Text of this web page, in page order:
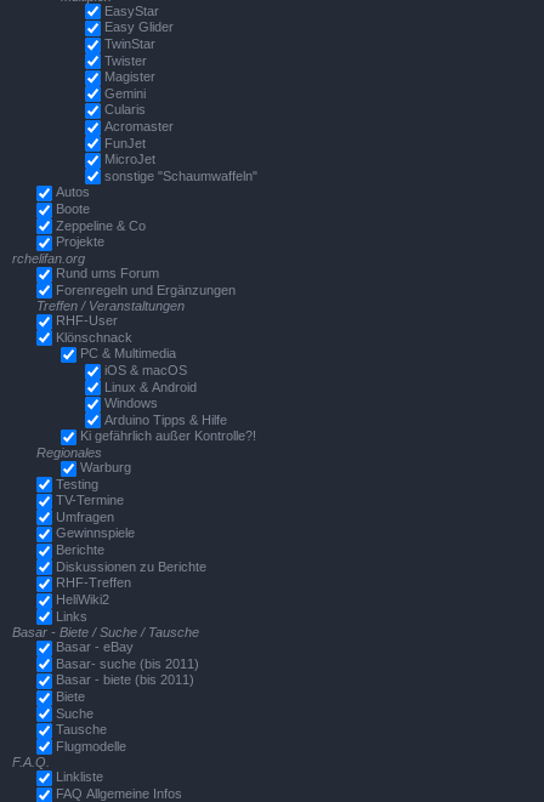
EasyStar
Easy Glider
TwinStar
Twister
Magister
Gemini
Cularis
Acromaster
FunJet
MicroJet
sonstige "Schaumwaffeln"
Autos
Boote
Zeppeline & Co
Projekte
rchelifan.org
Rund ums Forum
Forenregeln und Ergänzungen
Treffen / Veranstaltungen
RHF-User
Klönschnack
PC & Multimedia
iOS & macOS
Linux & Android
Windows
Arduino Tipps & Hilfe
Ki gefährlich außer Kontrolle?!
Regionales
Warburg
Testing
TV-Termine
Umfragen
Gewinnspiele
Berichte
Diskussionen zu Berichte
RHF-Treffen
HeliWiki2
Links
Basar - Biete / Suche / Tausche
Basar - eBay
Basar- suche (bis 2011)
Basar - biete (bis 2011)
Biete
Suche
Tausche
Flugmodelle
F.A.Q.
Linkliste
FAQ Allgemeine Infos